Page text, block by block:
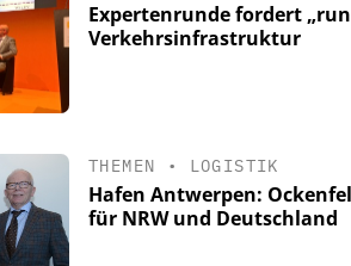
Expertenrunde fordert
Verkehrsinfrastruktur
THEMEN • LOGISTIK
Hafen Antwerpen:
für NRW und Deutschland